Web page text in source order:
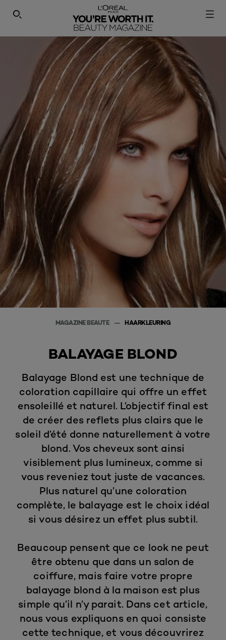
MAGAZINE BEAUTE HAARKLEURING
BALAYAGE BLOND
Balayage Blond est une technique de
coloration capillaire qui offre un effet
ensoleillé et naturel. L’objectif final est
de créer des reflets plus clairs que le
soleil d’été donne naturellement à votre
blond. Vos cheveux sont ainsi
visiblement plus lumineux, comme si
vous reveniez tout juste de vacances.
Plus naturel qu’une coloration
complète, le balayage est le choix idéal
si vous désirez un effet plus subtil.
Beaucoup pensent que ce look ne peut
être obtenu que dans un salon de
coiffure, mais faire votre propre
balayage blond à la maison est plus
simple qu’il n’y parait. Dans cet article,
nous vous expliquons en quoi consiste
cette technique, et vous découvrirez